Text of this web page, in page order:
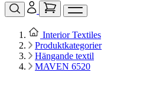
Interior Textiles
Produktkategorier
Hängande textil
MAVEN 6520